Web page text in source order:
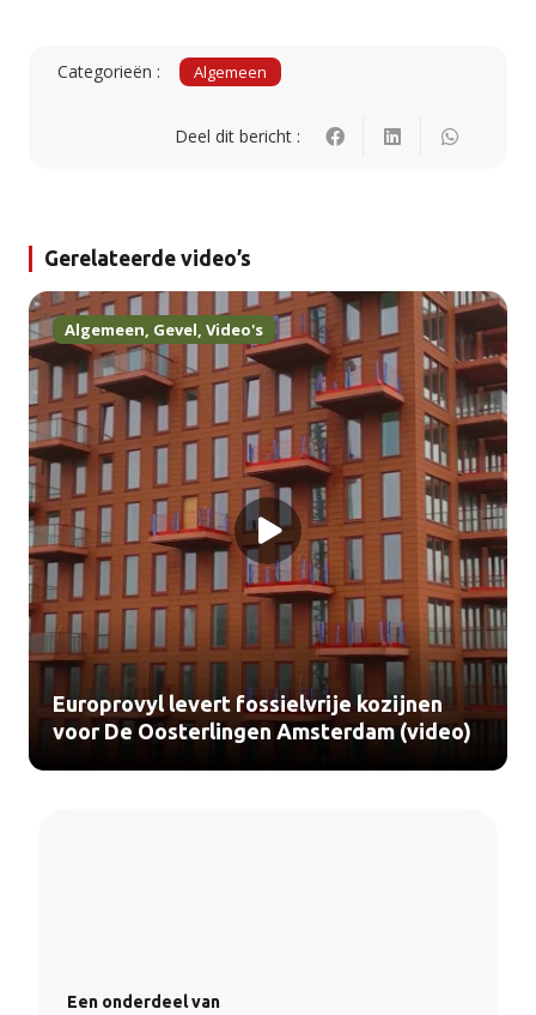
Categorieën : Algemeen
Deel dit bericht :
Gerelateerde video’s
Algemeen, Gevel, Video's
Europrovyl levert fossielvrije kozijnen
voor De Oosterlingen Amsterdam (video)
Een onderdeel van